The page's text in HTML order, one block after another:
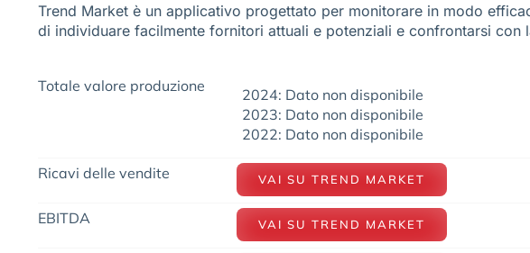
Trend Market è un applicativo progettato per monitorare in modo
di individuare facilmente fornitori attuali e potenziali e confrontarsi
Totale valore produzione
2024: Dato non disponibile
2023: Dato non disponibile
2022: Dato non disponibile
Ricavi delle vendite VAI SU TREND MARKET
EBITDA VAI SU TREND MARKET